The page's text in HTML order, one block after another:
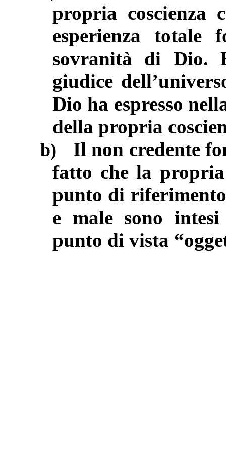
propria coscienza
esperienza totale
sovranità di Dio.
giudice
Dio ha espresso
della propria
b)
Il non credente
fatto che la propria
punto di
e male sono
punto di vista